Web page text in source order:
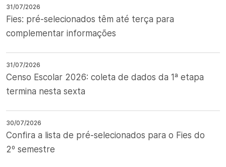
31/07/2026
Fies: pré-selecionados têm até terça para
complementar informações
31/07/2026
Censo Escolar 2026: coleta de dados da 1ª etapa
termina nesta sexta
30/07/2026
Confira a lista de pré-selecionados para o Fies do
2º semestre